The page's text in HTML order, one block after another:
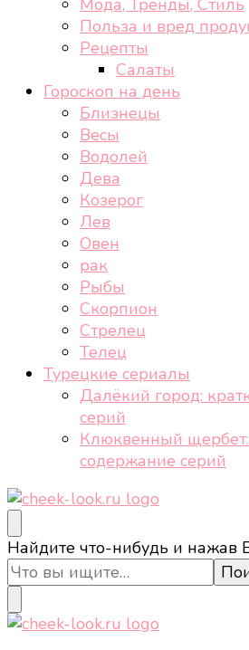
Мода, Тренды, Стиль
Польза и вред
Рецепты
Салаты
Гороскоп на день
Близнецы
Весы
Водолей
Дева
Козерог
Лев
Овен
рак
Рыбы
Скорпион
Стрелец
Телец
Турецкие сериалы
Далёкий город:
серий
Клюквенный щербет:
содержание серий
cheek-look.ru
Женский сайт о звездах и
здоровом образе жизни,
еде.
Ищите
что-
то?
Найдите что-нибудь и нажав